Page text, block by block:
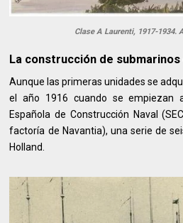
Clase A Laurenti, 1917-1934.
La construcción de submarinos
Aunque las primeras unidades se
el año 1916 cuando se empiezan
Española de Construcción Naval
factoría de Navantia), una serie de
Holland.